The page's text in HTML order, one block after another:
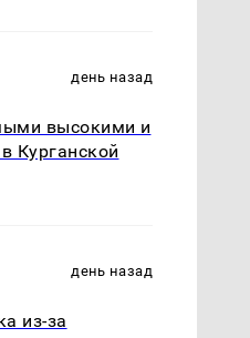
день назад
высокими и
Курганской
день назад
из-за